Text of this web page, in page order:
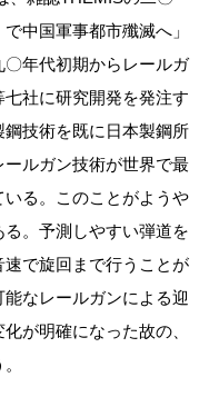
中国軍事都市殲滅へ」
年代初期からレールガ
社に研究開発を発注す
技術を既に日本製鋼所
ルガン技術が世界で最
る。このことがようや
。予測しやすい弾道を
で旋回まで行うことが
なレールガンによる迎
が明確になった故の、